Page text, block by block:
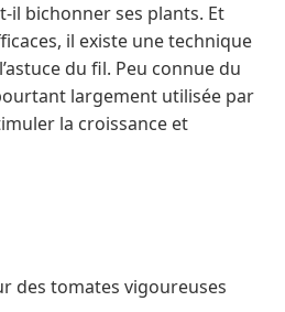
il bichonner ses plants. Et
il existe une technique
du fil. Peu connue du
largement utilisée par
la croissance et
des tomates vigoureuses